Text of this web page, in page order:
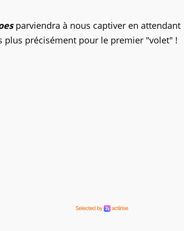
parviendra à nous captiver en attendant
plus précisément pour le premier "volet" !